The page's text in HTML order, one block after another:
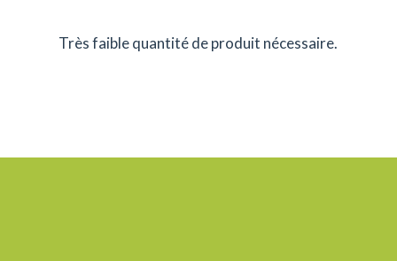
Très faible quantité de produit nécessaire.